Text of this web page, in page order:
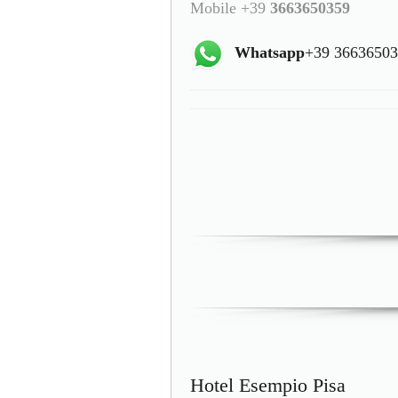
Mobile +39 3663650359
Whatsapp+39
Hotel Esempio Pisa